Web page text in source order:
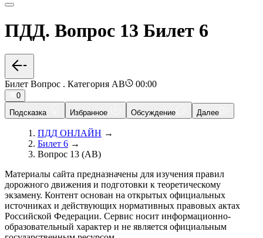
ПДД. Вопрос 13 Билет 6
Билет Вопрос . Категория AB 00:00
0
Подсказка
Избранное Обсуждение Далее
ПДД ОНЛАЙН →
Билет 6 →
Вопрос 13 (AB)
Материалы сайта предназначены для изучения правил
дорожного движения и подготовки к теоретическому
экзамену. Контент основан на открытых официальных
источниках и действующих нормативных правовых актах
Российской Федерации. Сервис носит информационно-
образовательный характер и не является официальным